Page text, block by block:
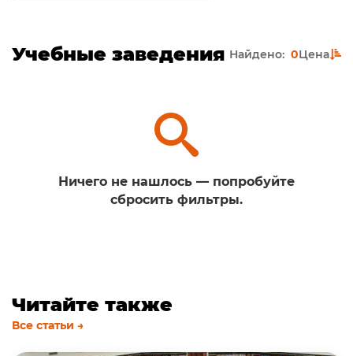
Учебные заведения Найдено: 0Цена
Ничего не нашлось — попробуйте
сбросить фильтры.
Читайте также
Все статьи →